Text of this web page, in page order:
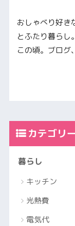
おしゃべり好き
とふたり暮らし
この頃。ブログ
カテゴリー
暮らし
キッチン
光熱費
電気代